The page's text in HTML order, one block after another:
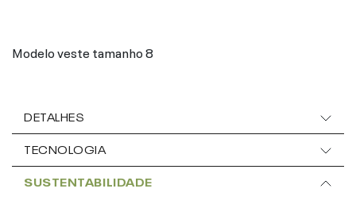
Modelo veste tamanho 8
DETALHES
TECNOLOGIA
SUSTENTABILIDADE